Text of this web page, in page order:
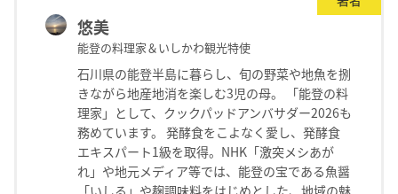
悠美
能登の料理家＆いしかわ観光特使
石川県の能登半島に暮らし、旬の野菜や地魚を捌
きながら地産地消を楽しむ3児の母。 「能登の料
理家」として、クックパッドアンバサダー2026も
務めています。 発酵食をこよなく愛し、発酵食
エキスパート1級を取得。NHK「激突メシあが
れ」や地元メディア等では、能登の宝である魚醤